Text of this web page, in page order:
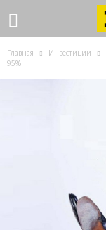
Главная Инвестиции
95%